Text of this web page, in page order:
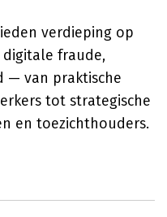
verdieping op
fraude,
— van praktische
tot strategische
en toezichthouders.